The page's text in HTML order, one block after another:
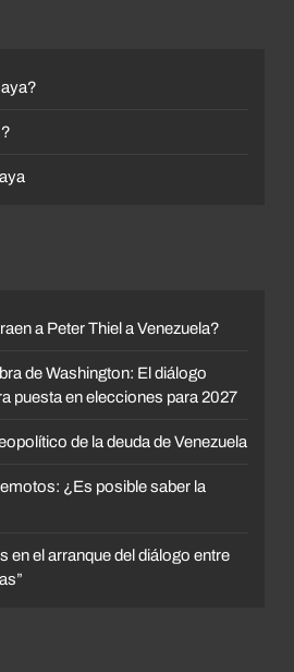
a Peter Thiel a Venezuela?
de Washington: El diálogo
puesta en elecciones para 2027
de la deuda de Venezuela
¿Es posible saber la
en el arranque del diálogo entre